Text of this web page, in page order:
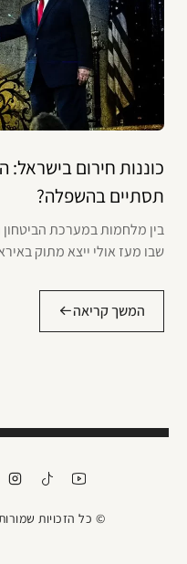
כוננות חירום בישראל:
תסתיים בהשפלה?
בין מלחמות במערכת
שבו מעז אולי ייצא מתוק
המשך קריאה
© כל הזכויות